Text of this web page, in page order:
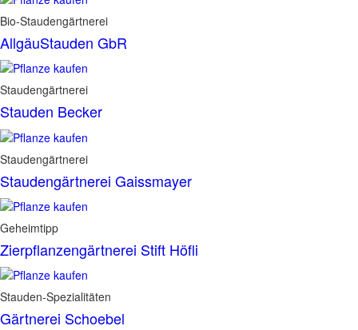
Bio-Staudengärtnerei
AllgäuStauden GbR
Staudengärtnerei
Stauden Becker
Staudengärtnerei
Staudengärtnerei Gaissmayer
Geheimtipp
Zierpflanzengärtnerei Stift Höfli
Stauden-Spezialitäten
Gärtnerei Schoebel